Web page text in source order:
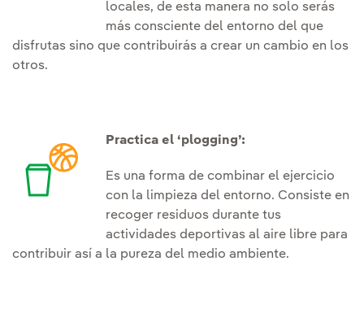
locales, de esta manera no solo serás
más consciente del entorno del que
disfrutas sino que contribuirás a crear un cambio en los
otros.
Practica el ‘plogging’:
Es una forma de combinar el ejercicio
con la limpieza del entorno. Consiste en
recoger residuos durante tus
actividades deportivas al aire libre para
contribuir así a la pureza del medio ambiente.